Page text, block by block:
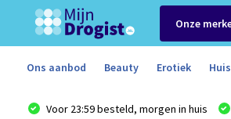
Onze
Ons aanbod Beauty Erotiek
Voor 23:59 besteld, morgen in huis